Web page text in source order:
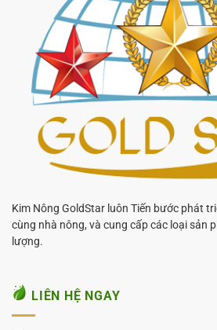
Kim Nông GoldStar luôn Tiến bước phát
cùng nhà nông, và cung cấp các loại sản
lượng.
LIÊN HỆ NGAY